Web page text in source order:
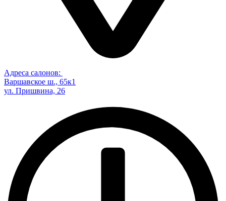
Адреса салонов:
Варшавское ш., 65к1
ул. Пришвина, 26